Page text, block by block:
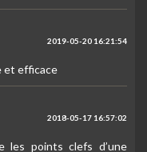
2019-05-20 16:21:54
et efficace
2018-05-17 16:57:02
les points clefs d’une